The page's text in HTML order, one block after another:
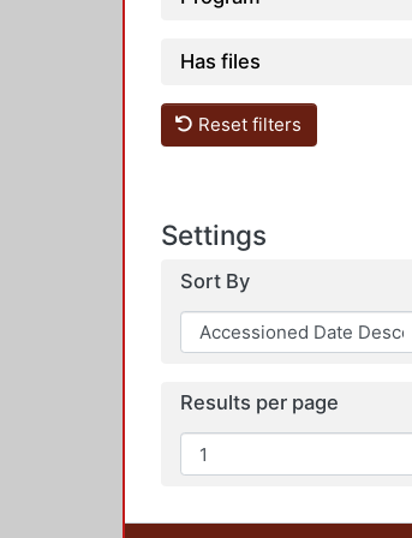
Has files
Reset filters
Settings
Sort By
Results per page